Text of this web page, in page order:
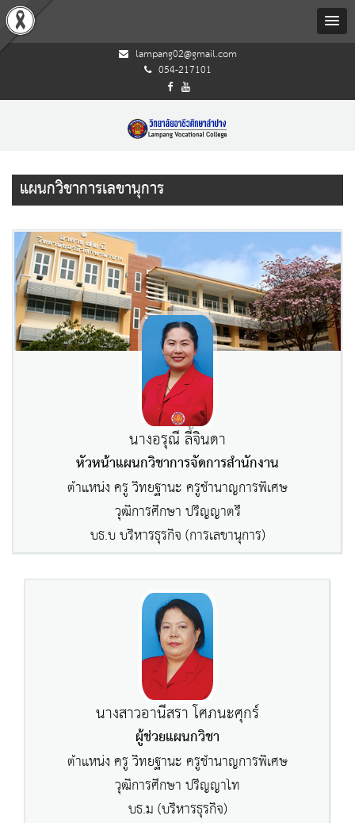
lampang02@gmail.com
054-217101
แผนกวิชาการเลขานุการ
นางอรุณี ลี้จินดา
หัวหน้าแผนกวิชาการจัดการสำนักงาน
ตำแหน่ง ครู วิทยฐานะ ครูชำนาญการพิเศษ
วุฒิการศึกษา ปริญญาตรี
บธ.บ บริหารธุรกิจ (การเลขานุการ)
นางสาวอานีสรา โศภนะศุกร์
ผู้ช่วยแผนกวิชา
ตำแหน่ง ครู วิทยฐานะ ครูชำนาญการพิเศษ
วุฒิการศึกษา ปริญญาโท
บธ.ม (บริหารธุรกิจ)